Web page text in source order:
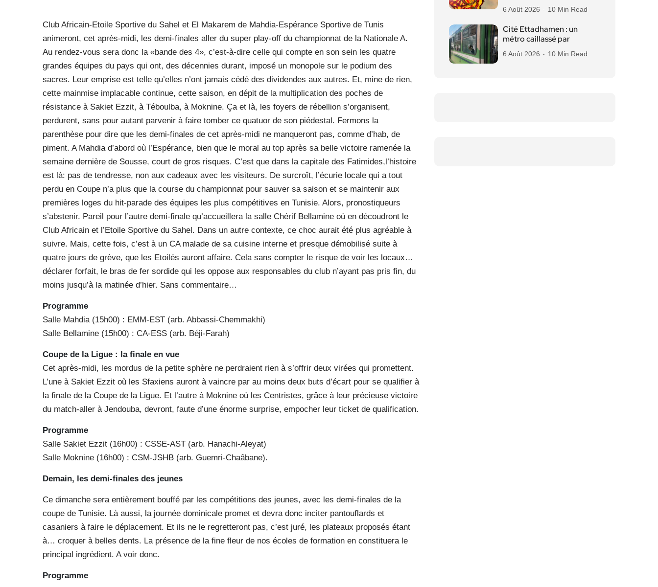
Club Africain-Etoile Sportive du Sahel et El Makarem de Mahdia-Espérance Sportive de Tunis
animeront, cet après-midi, les demi-finales aller du super play-off du championnat de la Nationale A.
Au rendez-vous sera donc la «bande des 4», c’est-à-dire celle qui compte en son sein les quatre
grandes équipes du pays qui ont, des décennies durant, imposé un monopole sur le podium des
sacres. Leur emprise est telle qu’elles n’ont jamais cédé des dividendes aux autres. Et, mine de rien,
cette mainmise implacable continue, cette saison, en dépit de la multiplication des poches de
résistance à Sakiet Ezzit, à Téboulba, à Moknine. Ça et là, les foyers de rébellion s’organisent,
perdurent, sans pour autant parvenir à faire tomber ce quatuor de son piédestal. Fermons la
parenthèse pour dire que les demi-finales de cet après-midi ne manqueront pas, comme d’hab, de
piment. A Mahdia d’abord où l’Espérance, bien que le moral au top après sa belle victoire ramenée la
semaine dernière de Sousse, court de gros risques. C’est que dans la capitale des Fatimides,l’histoire
est là: pas de tendresse, non aux cadeaux avec les visiteurs. De surcroît, l’écurie locale qui a tout
perdu en Coupe n’a plus que la course du championnat pour sauver sa saison et se maintenir aux
premières loges du hit-parade des équipes les plus compétitives en Tunisie. Alors, pronostiqueurs
s’abstenir. Pareil pour l’autre demi-finale qu’accueillera la salle Chérif Bellamine où en découdront le
Club Africain et l’Etoile Sportive du Sahel. Dans un autre contexte, ce choc aurait été plus agréable à
suivre. Mais, cette fois, c’est à un CA malade de sa cuisine interne et presque démobilisé suite à
quatre jours de grève, que les Etoilés auront affaire. Cela sans compter le risque de voir les locaux…
déclarer forfait, le bras de fer sordide qui les oppose aux responsables du club n’ayant pas pris fin, du
moins jusqu’à la matinée d’hier. Sans commentaire…
Programme
Salle Mahdia (15h00) : EMM-EST (arb. Abbassi-Chemmakhi)
Salle Bellamine (15h00) : CA-ESS (arb. Béji-Farah)
Coupe de la Ligue : la finale en vue
Cet après-midi, les mordus de la petite sphère ne perdraient rien à s’offrir deux virées qui promettent.
L’une à Sakiet Ezzit où les Sfaxiens auront à vaincre par au moins deux buts d’écart pour se qualifier à
la finale de la Coupe de la Ligue. Et l’autre à Moknine où les Centristes, grâce à leur précieuse victoire
du match-aller à Jendouba, devront, faute d’une énorme surprise, empocher leur ticket de qualification.
Programme
Salle Sakiet Ezzit (16h00) : CSSE-AST (arb. Hanachi-Aleyat)
Salle Moknine (16h00) : CSM-JSHB (arb. Guemri-Chaâbane).
Demain, les demi-finales des jeunes
Ce dimanche sera entièrement bouffé par les compétitions des jeunes, avec les demi-finales de la
coupe de Tunisie. Là aussi, la journée dominicale promet et devra donc inciter pantouflards et
casaniers à faire le déplacement. Et ils ne le regretteront pas, c’est juré, les plateaux proposés étant
à… croquer à belles dents. La présence de la fine fleur de nos écoles de formation en constituera le
principal ingrédient. A voir donc.
Programme
6 Août 2026 10 Min Read
Cité Ettadhamen : un
métro caillassé par
6 Août 2026 10 Min Read